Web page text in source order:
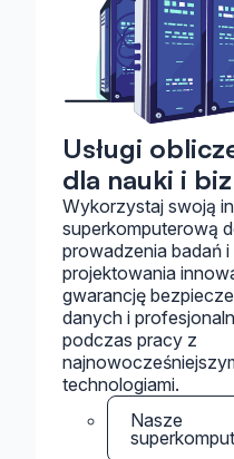
Usługi
dla nauki i
Wykorzystaj swoją
superkomputerową
prowadzenia badań i
projektowania
gwarancję
danych i
podczas pracy z
technologiami.
Nasze